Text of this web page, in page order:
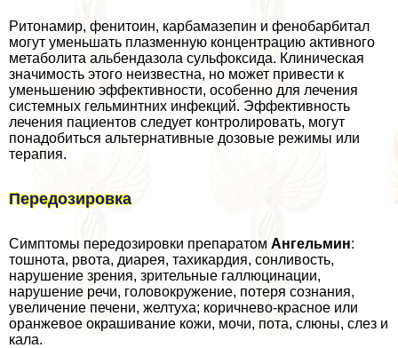
Ритонамир, фенитоин, карбамазепин и фенобарбитал
могут уменьшать плазменную концентрацию активного
метаболита альбендазола сульфоксида. Клиническая
значимость этого неизвестна, но может привести к
уменьшению эффективности, особенно для лечения
системных гельминтних инфекций. Эффективность
лечения пациентов следует контролировать, могут
понадобиться альтернативные дозовые режимы или
терапия.
Передозировка
Симптомы передозировки препаратом Ангельмин:
тошнота, рвота, диарея, тахикардия, сонливость,
нарушение зрения, зрительные галлюцинации,
нарушение речи, головокружение, потеря сознания,
увеличение печени, желтуха; коричнево-красное или
оранжевое окрашивание кожи, мочи, пота, слюны, слез и
кала.